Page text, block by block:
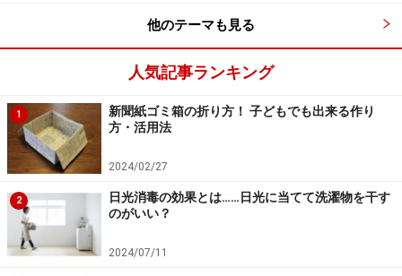
山登りやキャンプなどで保存食を入れるのにも便利。目盛り
もついているので、即席の計量カップにもなります
ガイドは資料が多い取材等の時の仕事用カバンや、娘を
る限り軽くしたい」と切実に思います。秋冬の寒いとき
や夏に冷房のきいた場所に行く時などは、暖かい飲み物
を入れて行きたいと考えるので、結果としてナルゲンに
手が伸びています。
ナルゲンのボトルは、見た目はペットボトルと雰囲気が
似ているので、乗り物などで飲んでもあまり浮きませ
他のテーマも見る
人気記事ランキング
1
新聞紙ゴミ箱の折り方！ 子どもでも出来る作り
方・活用法
2024/02/27
2
日光消毒の効果とは……日光に当てて洗濯物を干す
のがいい？
2024/07/11